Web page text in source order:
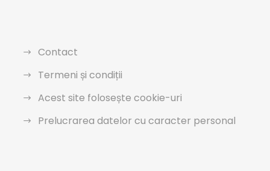
Contact
Termeni și condiții
Acest site folosește cookie-uri
Prelucrarea datelor cu caracter personal